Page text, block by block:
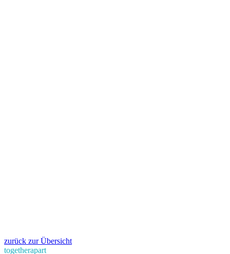
zurück zur Übersicht
togetherapart